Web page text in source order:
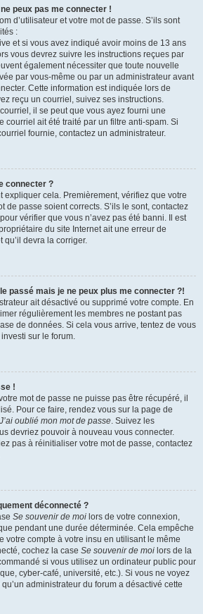
peux pas me connecter !
d’utilisateur et votre mot de passe. S’ils sont
:
et si vous avez indiqué avoir moins de 13 ans
vous devrez suivre les instructions reçues par
également nécessiter que toute nouvelle
par vous-même ou par un administrateur avant
Cette information est indiquée lors de
reçu un courriel, suivez ses instructions.
il se peut que vous ayez fourni une
courriel ait été traité par un filtre anti-spam. Si
fournie, contactez un administrateur.
connecter ?
expliquer cela. Premièrement, vérifiez que votre
de passe soient corrects. S’ils le sont, contactez
vérifier que vous n’avez pas été banni. Il est
du site Internet ait une erreur de
qu’il devra la corriger.
passé mais je ne peux plus me connecter ?!
ait désactivé ou supprimé votre compte. En
régulièrement les membres ne postant pas
de données. Si cela vous arrive, tentez de vous
sur le forum.
!
mot de passe ne puisse pas être récupéré, il
Pour ce faire, rendez vous sur la page de
J’ai oublié mon mot de passe. Suivez les
devriez pouvoir à nouveau vous connecter.
pas à réinitialiser votre mot de passe, contactez
déconnecté ?
Se souvenir de moi lors de votre connexion,
pendant une durée déterminée. Cela empêche
votre compte à votre insu en utilisant le même
cochez la case Se souvenir de moi lors de la
si vous utilisez un ordinateur public pour
cyber-café, université, etc.). Si vous ne voyez
administrateur du forum a désactivé cette